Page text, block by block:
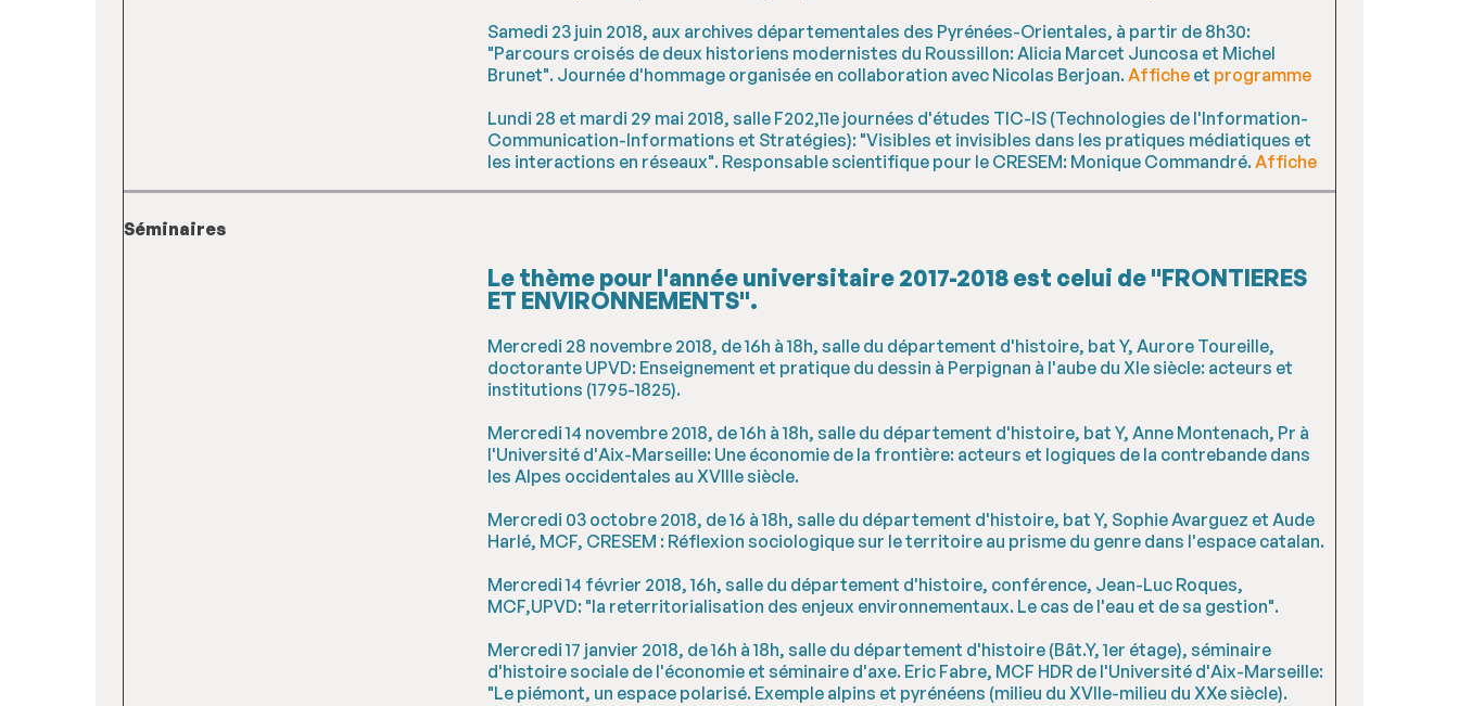
Samedi 23 juin 2018, aux archives départementales des Pyrénées-Orientales, à partir de 8h30:
"Parcours croisés de deux historiens modernistes du Roussillon: Alicia Marcet Juncosa et Michel
Brunet". Journée d'hommage organisée en collaboration avec Nicolas Berjoan.Affiche et programme
Lundi 28 et mardi 29 mai 2018, salle F202,11e journées d'études TIC-IS (Technologies de l'Information-
Communication-Informations et Stratégies): "Visibles et invisibles dans les pratiques médiatiques et
les interactions en réseaux". Responsable scientifique pour le CRESEM: Monique Commandré.Affiche
Séminaires
Le thème pour l'année universitaire 2017-2018 est celui de "FRONTIERES
ET ENVIRONNEMENTS".
Mercredi 28 novembre 2018, de 16h à 18h, salle du département d'histoire, bat Y, Aurore Toureille,
doctorante UPVD: Enseignement et pratique du dessin à Perpignan à l'aube du XIe siècle: acteurs et
institutions (1795-1825).
Mercredi 14 novembre 2018, de 16h à 18h, salle du département d'histoire, bat Y, Anne Montenach, Pr à
l'Université d'Aix-Marseille: Une économie de la frontière: acteurs et logiques de la contrebande dans
les Alpes occidentales au XVIIIe siècle.
Mercredi 03 octobre 2018, de 16 à 18h, salle du département d'histoire, bat Y, Sophie Avarguez et Aude
Harlé, MCF, CRESEM : Réflexion sociologique sur le territoire au prisme du genre dans l'espace catalan.
Mercredi 14 février 2018, 16h, salle du département d'histoire, conférence, Jean-Luc Roques,
MCF,UPVD: "la reterritorialisation des enjeux environnementaux. Le cas de l'eau et de sa gestion".
Mercredi 17 janvier 2018, de 16h à 18h, salle du département d'histoire (Bât.Y, 1er étage), séminaire
d'histoire sociale de l'économie et séminaire d'axe. Eric Fabre, MCF HDR de l'Université d'Aix-Marseille:
"Le piémont, un espace polarisé. Exemple alpins et pyrénéens (milieu du XVIIe-milieu du XXe siècle).